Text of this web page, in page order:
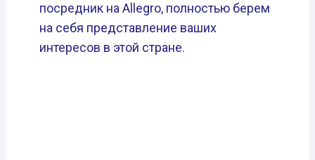
посредник на Allegro, полностью берем
на себя представление ваших
интересов в этой стране.